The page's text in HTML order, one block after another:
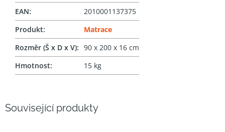
Související produkty
EAN:
2010001137375
Produkt:
Matrace
Rozměr (Š x D x V): 90 x 200 x 16 cm
Hmotnost: 15 kg